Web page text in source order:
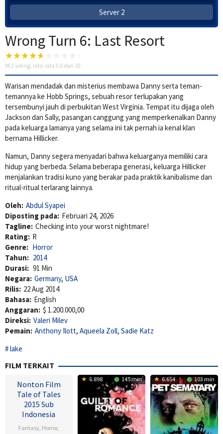
Server 2
Wrong Turn 6: Last Resort
962 voting, rata-rata 5.0 dari 10
Warisan mendadak dan misterius membawa Danny serta teman-
temannya ke Hobb Springs, sebuah resor terlupakan yang
tersembunyi jauh di perbukitan West Virginia. Tempat itu dijaga oleh
Jackson dan Sally, pasangan canggung yang memperkenalkan Danny
pada keluarga lamanya yang selama ini tak pernah ia kenal klan
bernama Hillicker.
Namun, Danny segera menyadari bahwa keluarganya memiliki cara
hidup yang berbeda. Selama beberapa generasi, keluarga Hillicker
menjalankan tradisi kuno yang berakar pada praktik kanibalisme dan
ritual-ritual terlarang lainnya.
Oleh: Abdul Syapei
Diposting pada: Februari 24, 2026
Tagline: Checking into your worst nightmare!
Rating: R
Genre: Horror
Tahun: 2014
Durasi: 91 Min
Negara: Germany, USA
Rilis: 22 Aug 2014
Bahasa: English
Anggaran: $ 1.200.000,00
Direksi: Valeri Milev
Pemain: Anthony Ilott, Aqueela Zoll, Sadie Katz
lake
FILM TERKAIT
Nonton Film
Tale of Tales
2015 Sub
Indonesia
Fantasy, Horror,
6.898 145 min 6.654 103 min